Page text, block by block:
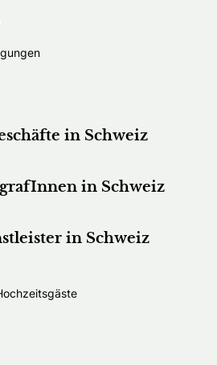
in Schweiz
in Schweiz
in Schweiz